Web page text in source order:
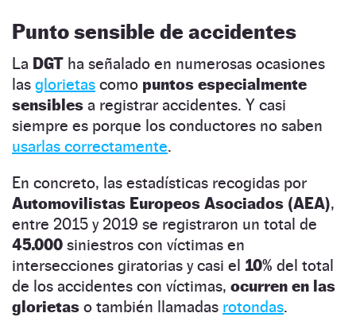
Punto sensible de accidentes
La DGT ha señalado en numerosas ocasiones
las glorietas como puntos especialmente
sensibles a registrar accidentes. Y casi
siempre es porque los conductores no saben
usarlas correctamente.
En concreto, las estadísticas recogidas por
Automovilistas Europeos Asociados (AEA),
entre 2015 y 2019 se registraron un total de
45.000 siniestros con víctimas en
intersecciones giratorias y casi el 10% del total
de los accidentes con víctimas, ocurren en las
glorietas o también llamadas rotondas.